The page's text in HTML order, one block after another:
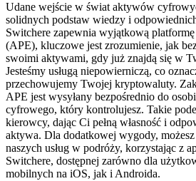
Udane wejście w świat aktywów
solidnych podstaw wiedzy i
Switchere zapewnia wyjątkową
(APE), kluczowe jest zrozumienie, jak
swoimi aktywami, gdy już znajdą się w
Jesteśmy usługą niepowierniczą, co
przechowujemy Twojej kryptowaluty.
APE jest wysyłany bezpośrednio do
cyfrowego, który kontrolujesz. Takie
kierowcy, dając Ci pełną własność i
aktywa. Dla dodatkowej wygody,
naszych usług w podróży, korzystając z
Switchere, dostępnej zarówno dla
mobilnych na iOS, jak i Androida.